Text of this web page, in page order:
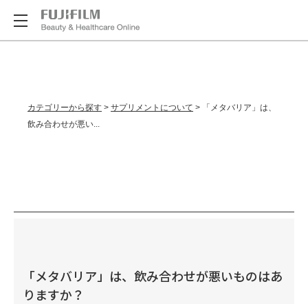
カテゴリーから探す > サプリメントについて >
「メタバリア」は、
飲み合わせが悪い...
「メタバリア」は、飲み合わせが悪いものはあ
りますか？